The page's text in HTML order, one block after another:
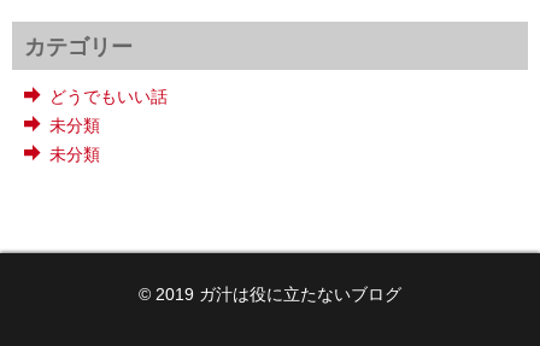
カテゴリー
どうでもいい話
未分類
未分類
© 2019 ガ汁は役に立たないブログ